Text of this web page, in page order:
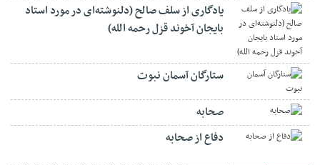
یادگاری از سلف صالح (دلنوشته‌ای در مورد استاد
بایجان آخوند قزل رحمه الله)
ستارگان آسمان نبوت
صحابه
دفاع از صحابه